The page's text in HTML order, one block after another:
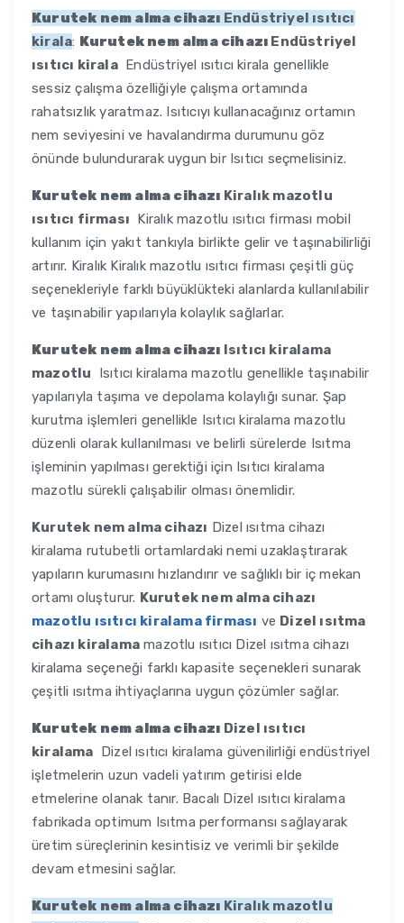
Kurutek nem alma cihazı Endüstriyel ısıtıcı
kirala: Kurutek nem alma cihazı Endüstriyel
ısıtıcı kiralaEndüstriyel ısıtıcı kirala genellikle
sessiz çalışma özelliğiyle çalışma ortamında
rahatsızlık yaratmaz. Isıtıcıyı kullanacağınız ortamın
nem seviyesini ve havalandırma durumunu göz
önünde bulundurarak uygun bir Isıtıcı seçmelisiniz.
Kurutek nem alma cihazı Kiralık mazotlu
ısıtıcı firması Kiralık mazotlu ısıtıcı firması mobil
kullanım için yakıt tankıyla birlikte gelir ve taşınabilirliği
artırır. Kiralık Kiralık mazotlu ısıtıcı firması çeşitli güç
seçenekleriyle farklı büyüklükteki alanlarda kullanılabilir
ve taşınabilir yapılarıyla kolaylık sağlarlar.
Kurutek nem alma cihazı Isıtıcı kiralama
mazotlu Isıtıcı kiralama mazotlu genellikle taşınabilir
yapılarıyla taşıma ve depolama kolaylığı sunar. Şap
kurutma işlemleri genellikle Isıtıcı kiralama mazotlu
düzenli olarak kullanılması ve belirli sürelerde Isıtma
işleminin yapılması gerektiği için Isıtıcı kiralama
mazotlu sürekli çalışabilir olması önemlidir.
Kurutek nem alma cihazı Dizel ısıtma cihazı
kiralama rutubetli ortamlardaki nemi uzaklaştırarak
yapıların kurumasını hızlandırır ve sağlıklı bir iç mekan
ortamı oluşturur. Kurutek nem alma cihazı
mazotlu ısıtıcı kiralama firması ve Dizel ısıtma
cihazı kiralama mazotlu ısıtıcı Dizel ısıtma cihazı
kiralama seçeneği farklı kapasite seçenekleri sunarak
çeşitli ısıtma ihtiyaçlarına uygun çözümler sağlar.
Kurutek nem alma cihazı Dizel ısıtıcı
kiralama Dizel ısıtıcı kiralama güvenilirliği endüstriyel
işletmelerin uzun vadeli yatırım getirisi elde
etmelerine olanak tanır. Bacalı Dizel ısıtıcı kiralama
fabrikada optimum Isıtma performansı sağlayarak
üretim süreçlerinin kesintisiz ve verimli bir şekilde
devam etmesini sağlar.
Kurutek nem alma cihazı Kiralık mazotlu